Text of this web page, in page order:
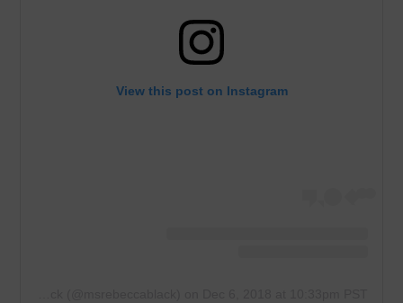
View this post on Instagram